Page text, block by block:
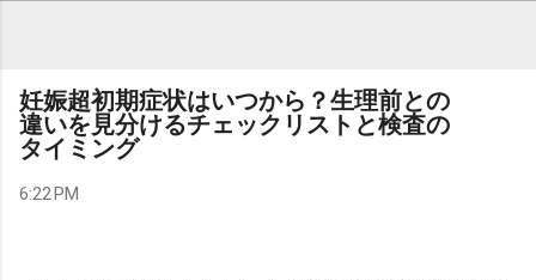
妊娠超初期症状はいつから？生理前との
違いを見分けるチェックリストと検査の
タイミング
6:22 PM